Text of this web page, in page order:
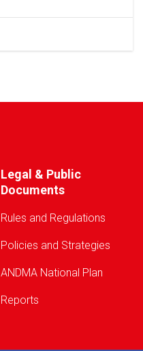
Legal & Public
Documents
Rules and Regulations
Policies and Strategies
ANDMA National Plan
Reports